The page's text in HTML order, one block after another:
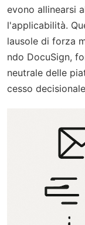
evono allinearsi
l'applicabilità.
lausole di forza
ndo DocuSign,
neutrale delle
cesso